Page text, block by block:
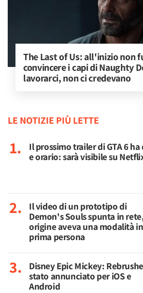
The Last of Us: all'inizio non
convincere i capi di Naughty
lavorarci, non ci credevano
LE NOTIZIE PIÙ LETTE
Il prossimo trailer di GTA 6 ha
e orario: sarà visibile su
Il video di un prototipo di
Demon's Souls spunta in
origine aveva una modalità in
prima persona
Disney Epic Mickey:
stato annunciato per iOS e
Android